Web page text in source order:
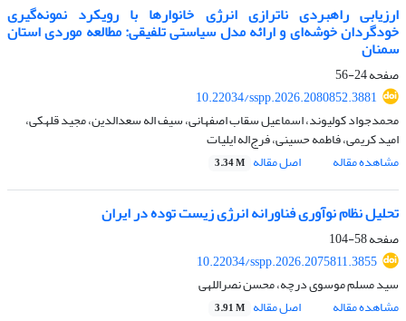
ارزیابی راهبردی ناترازی انرژی خانوارها با رویکرد نمونه‌گیری
خودگردان خوشه‌ای و ارائه مدل سیاستی تلفیقی: مطالعه موردی استان
سمنان
صفحه24-56
10.22034/sspp.2026.2080852.3881
محمدجواد کولیوند، اسماعیل سقاب اصفهانی، سیف اله سعدالدین، مجید قلهکی،
امید کریمی، فاطمه حسینی، فرج‌اله ایلیات
مشاهده مقاله
اصل مقاله 3.34 M
تحلیل نظام نوآوری فناورانه انرژی زیست توده در ایران
صفحه58-104
10.22034/sspp.2026.2075811.3855
سید مسلم موسوی درچه، محسن نصراللهی
مشاهده مقاله
اصل مقاله 3.91 M